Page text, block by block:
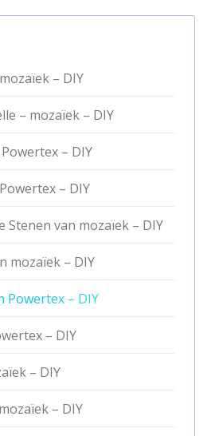
– DIY
– mozaïek – DIY
– DIY
– DIY
Stenen van mozaïek – DIY
mozaïek – DIY
Powertex – DIY
– DIY
– DIY
– DIY